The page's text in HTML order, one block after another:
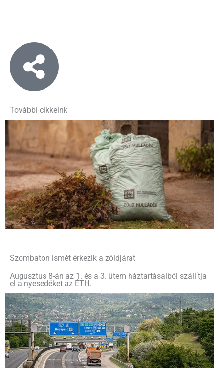
További cikkeink
Szombaton ismét érkezik a zöldjárat
Augusztus 8-án az 1. és a 3. ütem háztartásaiból szállítja
el a nyesedéket az ÉTH.